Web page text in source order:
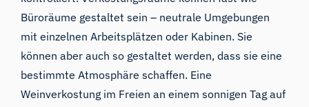
Büroräume gestaltet sein – neutrale Umgebungen
mit einzelnen Arbeitsplätzen oder Kabinen. Sie
können aber auch so gestaltet werden, dass sie eine
bestimmte Atmosphäre schaffen. Eine
Weinverkostung im Freien an einem sonnigen Tag auf